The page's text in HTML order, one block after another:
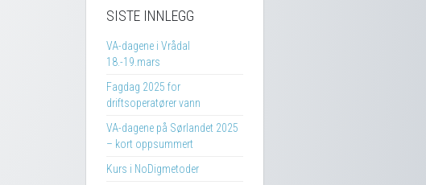
SISTE INNLEGG
VA-dagene i Vrådal
18.-19.mars
Fagdag 2025 for
driftsoperatører vann
VA-dagene på Sørlandet 2025
– kort oppsummert
Kurs i NoDigmetoder